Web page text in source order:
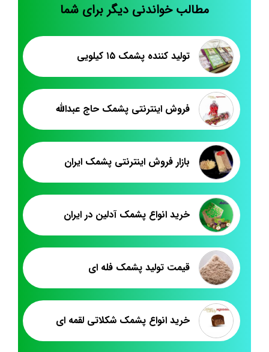
مطالب خواندنی دیگر برای شما
تولید کننده پشمک ۱۵ کیلویی
فروش اینترنتی پشمک حاج عبدالله
بازار فروش اینترنتی پشمک ایران
خرید انواع پشمک آدلین در ایران
قیمت تولید پشمک فله ای
خرید انواع پشمک شکلاتی لقمه ای